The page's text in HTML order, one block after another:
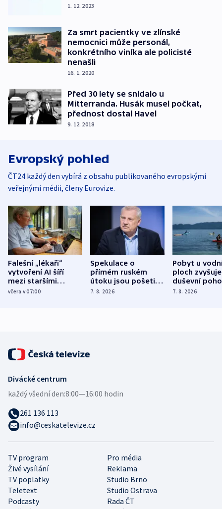
1. 12. 2023
Za smrt pacientky ve zlínské
nemocnici může personál,
konkrétního viníka ale policisté
nenašli
16. 1. 2020
Před 30 lety se snídalo u
Mitterranda. Husák musel počkat,
přednost dostal Havel
9. 12. 2018
Evropský pohled
ČT24 každý den vybírá z obsahu publikovaného evropskými
veřejnými médii, členy Eurovize.
Falešní „lékaři“
vytvoření AI šíří
mezi staršími
Poláky nebezpečné
včera v 07:00
Spekulace o
přímém ruském
útoku jsou pošetilé,
míní estonský
7. 8. 2026
Pobyt u
ploch zvyšuje
duševní
ukázala
7. 8. 2026
TV program
Pro média
Živé vysílání
Reklama
TV poplatky
Studio Brno
Teletext
Studio Ostrava
Podcasty
Rada ČT
Divácké centrum
každý všední den:8:00—16:00 hodin
261 136 113
info@ceskatelevize.cz